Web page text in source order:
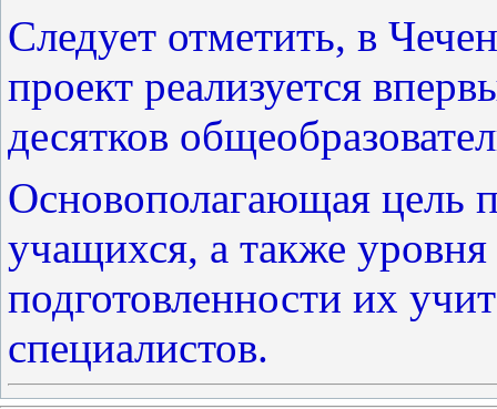
Следует отметить, в
проект реализуется
десятков
Основополагающая цель
учащихся, а также
подготовленности их
специалистов.